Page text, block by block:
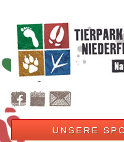
UNSERE